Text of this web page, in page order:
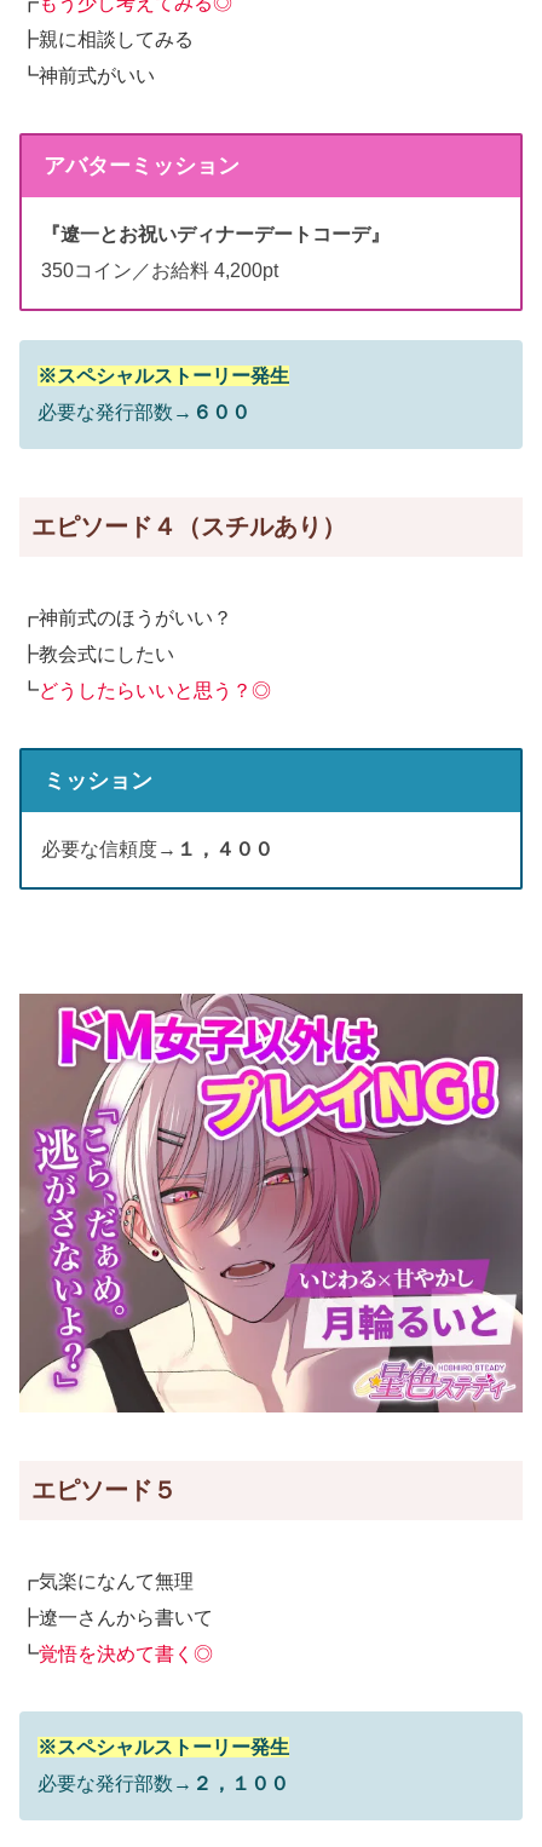
┣親に相談してみる
┗神前式がいい
アバターミッション
『遼一とお祝いディナーデートコーデ』
350コイン／お給料 4,200pt
※スペシャルストーリー発生
必要な発行部数→ ６００
エピソード４（スチルあり）
┏神前式のほうがいい？
┣教会式にしたい
┗どうしたらいいと思う？◎
ミッション
必要な信頼度→ １，４００
エピソード５
┏気楽になんて無理
┣遼一さんから書いて
┗覚悟を決めて書く◎
※スペシャルストーリー発生
必要な発行部数→ ２，１００